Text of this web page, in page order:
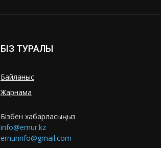
БІЗ ТУРАЛЫ
Байланыс
Жарнама
Бізбен хабарласыңыз
info@ernur.kz
ernurinfo@gmail.com